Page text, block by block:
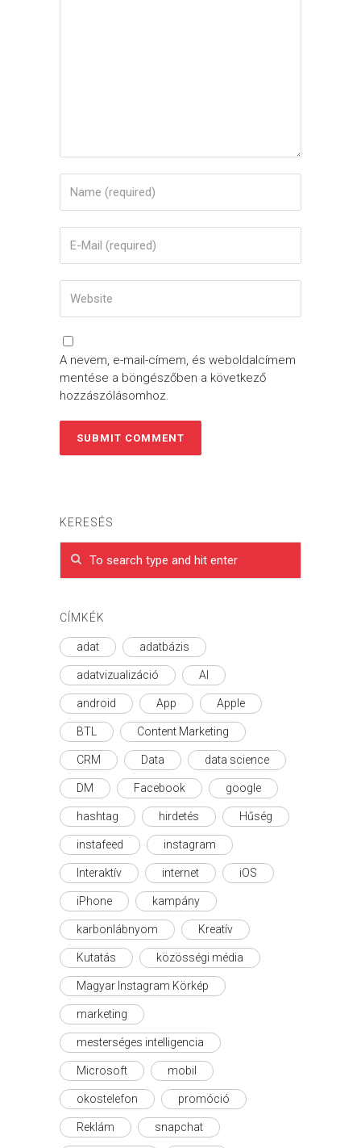
A nevem, e-mail-címem, és weboldalcímem
mentése a böngészőben a következő
hozzászólásomhoz.
KERESÉS
CÍMKÉK
adat adatbázis
adatvizualizáció AI
android App Apple
BTL Content Marketing
CRM Data data science
DM Facebook google
hashtag hirdetés Hűség
instafeed instagram
Interaktív internet iOS
iPhone kampány
karbonlábnyom Kreatív
Kutatás közösségi média
Magyar Instagram Körkép
marketing
mesterséges intelligencia
Microsoft mobil
okostelefon promóció
Reklám snapchat